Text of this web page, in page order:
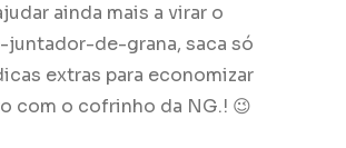
ainda mais a virar o
juntador-de-grana, saca só
extras para economizar
com o cofrinho da NG.! 😉